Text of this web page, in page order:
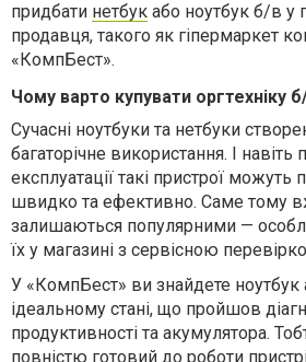
придбати нетбук або ноутбук б/в у
продавця, такого як гіпермаркет
«КомпБест».
Чому варто купувати оргтехніку
Сучасні ноутбуки та нетбуки
багаторічне використання. І навіть
експлуатації такі пристрої можуть
швидко та ефективно. Саме тому
залишаються популярними —
їх у магазині з сервісною
У «КомпБест» ви знайдете
ідеальному стані, що пройшов
продуктивності та акумулятора.
повністю готовий до роботи